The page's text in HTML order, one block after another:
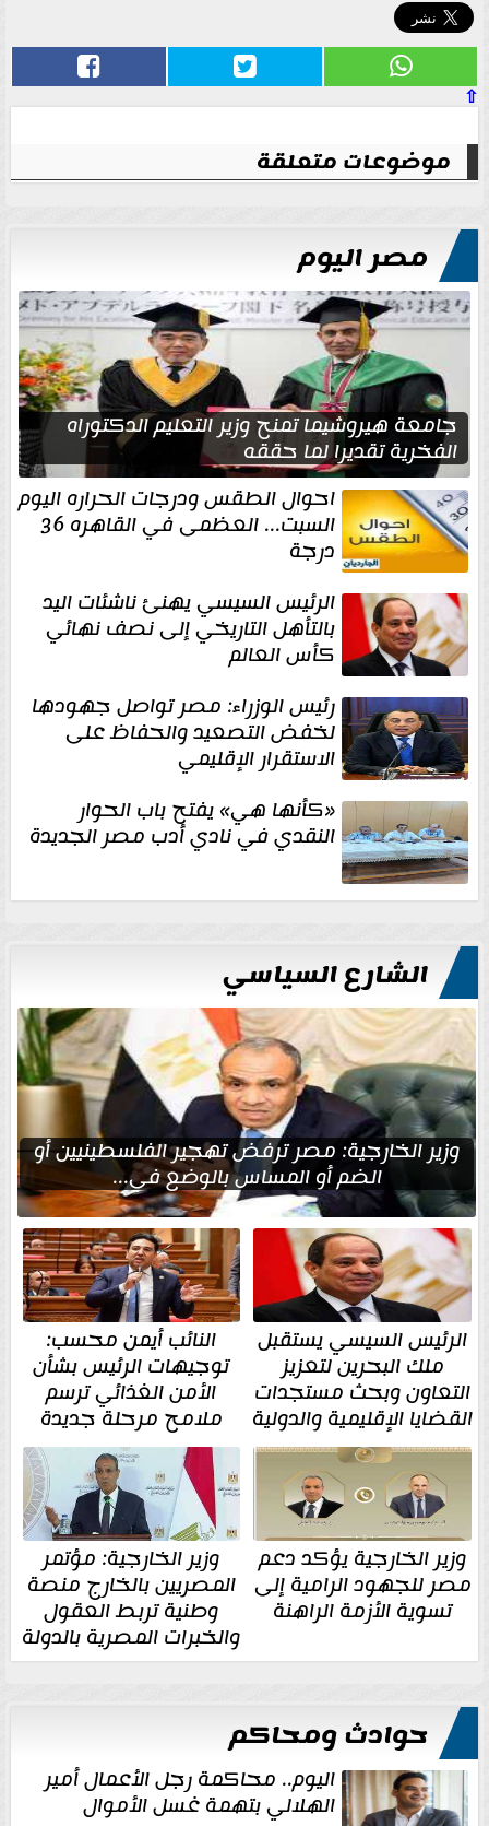
⇧
موضوعات متعلقة
مصر اليوم
جامعة هيروشيما تمنح وزير التعليم الدكتوراه
الفخرية تقديرا لما حققه
احوال الطقس ودرجات الحراره اليوم
السبت... العظمى في القاهره 36
درجة
الرئيس السيسي يهنئ ناشئات اليد
بالتأهل التاريخي إلى نصف نهائي
كأس العالم
رئيس الوزراء: مصر تواصل جهودها
لخفض التصعيد والحفاظ على
الاستقرار الإقليمي
«كأنها هي» يفتح باب الحوار
النقدي في نادي أدب مصر الجديدة
الشارع السياسي
وزير الخارجية: مصر ترفض تهجير الفلسطينيين أو
الضم أو المساس بالوضع في...
الرئيس السيسي يستقبل
ملك البحرين لتعزيز
التعاون وبحث مستجدات
القضايا الإقليمية والدولية
النائب أيمن محسب:
توجيهات الرئيس بشأن
الأمن الغذائي ترسم
ملامح مرحلة جديدة
وزير الخارجية يؤكد دعم
مصر للجهود الرامية إلى
تسوية الأزمة الراهنة
وزير الخارجية: مؤتمر
المصريين بالخارج منصة
وطنية تربط العقول
والخبرات المصرية بالدولة
حوادث ومحاكم
اليوم.. محاكمة رجل الأعمال أمير
الهلالي بتهمة غسل الأموال